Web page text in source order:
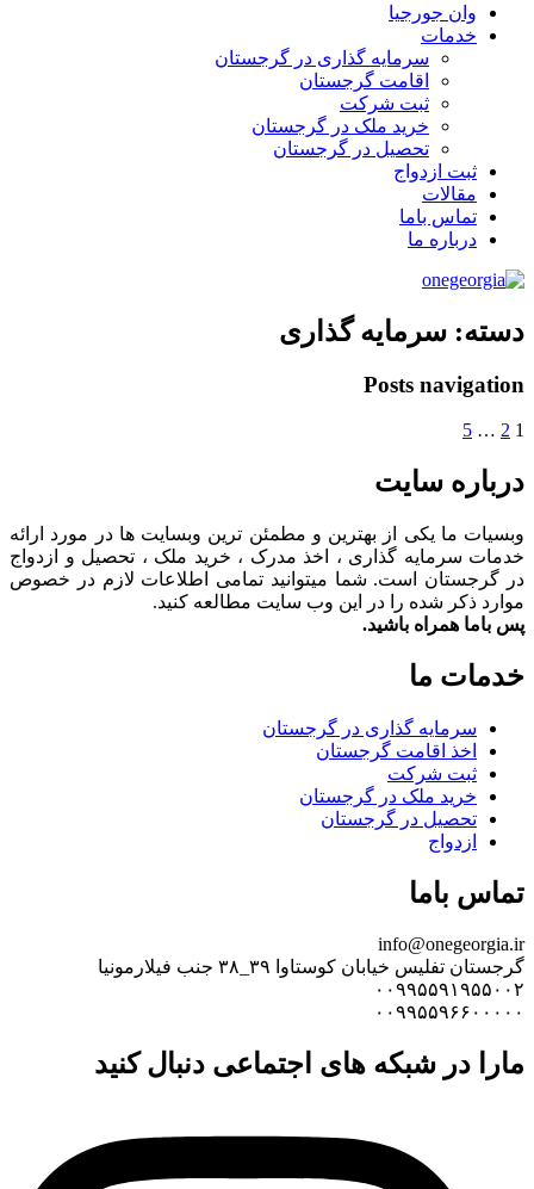
وان جورجیا
خدمات
سرمایه گذاری در گرجستان
اقامت گرجستان
ثبت شرکت
خرید ملک در گرجستان
تحصیل در گرجستان
ثبت ازدواج
مقالات
تماس باما
درباره ما
دسته: سرمایه گذاری
Posts navigation
1
2
…
5
درباره سایت
وبسیات ما یکی از بهترین و مطمئن ترین وبسایت ها در مورد ارائه
خدمات سرمایه گذاری ، اخذ مدرک ، خرید ملک ، تحصیل و ازدواج
در گرجستان است. شما میتوانید تمامی اطلاعات لازم در خصوص
موارد ذکر شده را در این وب سایت مطالعه کنید.
پس باما همراه باشید.
خدمات ما
سرمایه گذاری در گرجستان
اخذ اقامت گرجستان
ثبت شرکت
خرید ملک در گرجستان
تحصیل در گرجستان
ازدواج
تماس باما
info@onegeorgia.ir
گرجستان تفلیس خیابان کوستاوا ۳۹_۳۸ جنب فیلارمونیا
۰۰۹۹۵۵۹۱۹۵۵۰۰۲
۰۰۹۹۵۵۹۶۶۰۰۰۰۰
مارا در شبکه های اجتماعی دنبال کنید